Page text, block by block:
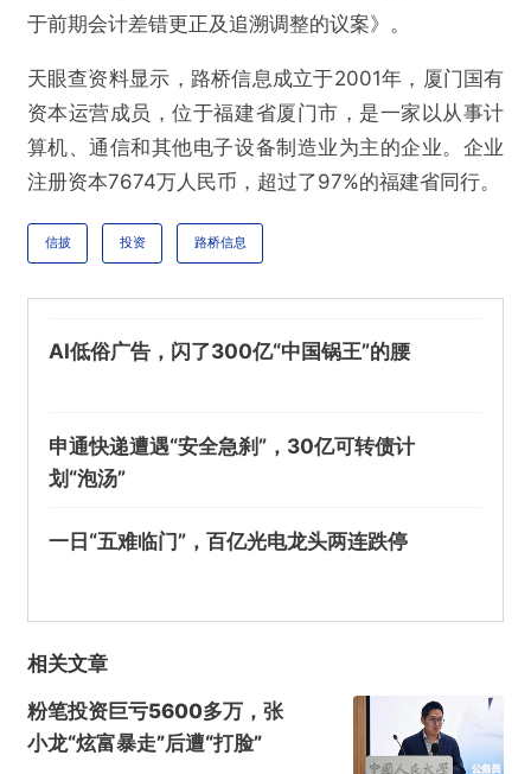
@雷达财经
路桥信息主力净流入470.91万元，此前存信披问
题股民或可索赔
欺诈 色情 诱导行为
不实信息 违法犯罪
于前期会计差错更正及追溯调整的议案》。
天眼查资料显示，路桥信息成立于2001年，厦门国有
资本运营成员，位于福建省厦门市，是一家以从事计
算机、通信和其他电子设备制造业为主的企业。企业
注册资本7674万人民币，超过了97%的福建省同行。
信披 投资 路桥信息
AI低俗广告，闪了300亿“中国锅王”的腰
申通快递遭遇“安全急刹”，30亿可转债计
划“泡汤”
一日“五难临门”，百亿光电龙头两连跌停
相关文章
粉笔投资巨亏5600多万，张
小龙“炫富暴走”后遭“打脸”